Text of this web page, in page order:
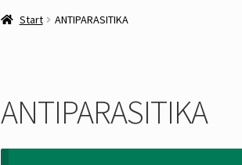
Start ANTIPARASITIKA
ANTIPARASITIKA